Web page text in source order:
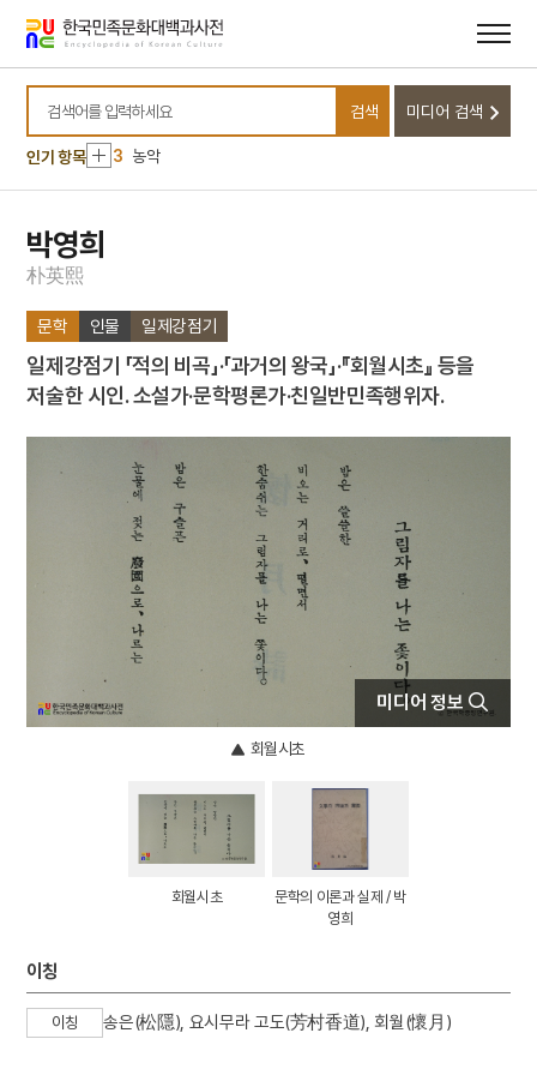
바로가기
바로가기
검색어를 입력하세요
검색 미디어 검색
인기 항목
10 금성대군
1 민족주의
2 여수·순천 10·19사건
3 농악
4 문종
8
광주도
9
구월산
10 금성대군
여수·순천 10·19사건
농악
문종
부마민주항쟁
절기
점안식
9 구월산
박영희
朴英熙
문학 인물 일제강점기
일제강점기 「적의 비곡」·「과거의 왕국」·『회월시초』 등을
저술한 시인. 소설가·문학평론가·친일반민족행위자.
미디어 정보
회월시초
회월시초
문학의 이론과 실제 / 박
영희
이칭
이칭 송은(松隱), 요시무라 고도(芳村香道), 회월(懷月)